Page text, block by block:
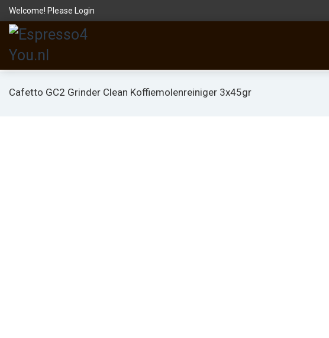
Welcome! Please Login
Cafetto GC2 Grinder Clean Koffiemolenreiniger 3x45gr